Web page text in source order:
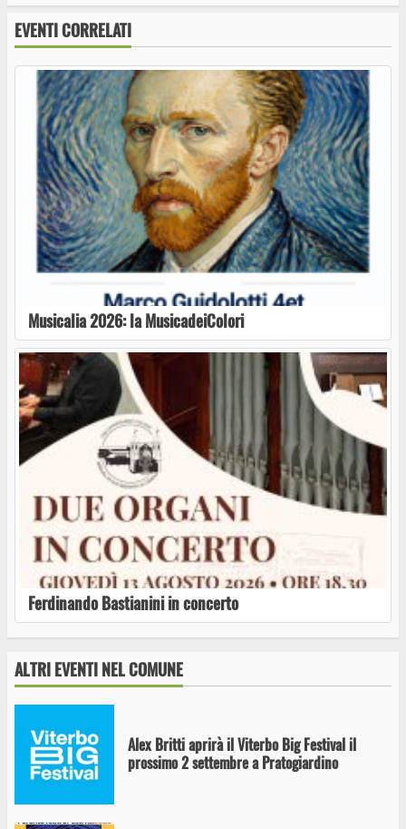
EVENTI CORRELATI
Musicalia 2026: la MusicadeiColori
Ferdinando Bastianini in concerto
ALTRI EVENTI NEL COMUNE
Nino Taranto al “Terme dei Papi Summer Live
Show – Notti di Musica e Comicità”
Torna “Acrobazie Letterarie”: un mese di
cultura, dialogo e spettacolo nel cuore della
Tuscia
Il Teatro San Leonardo di Viterbo presenta il
Workshop “Tra Corpo e Anima”
Tutti i sogni di Massimo Ranieri al Ferento
Teatro Festival
Musicalia 2026: la MusicadeiColori
Ferdinando Bastianini in concerto
Alex Britti aprirà il Viterbo Big Festival il
prossimo 2 settembre a Pratogiardino